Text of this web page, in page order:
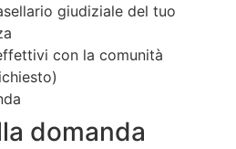
giudiziale del tuo
con la comunità
domanda